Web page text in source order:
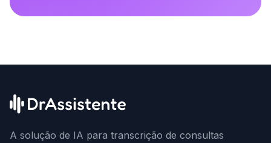
A solução de IA para transcrição de consultas